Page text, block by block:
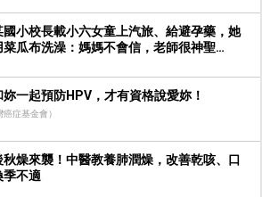
國小校長載小六女童上汽旅、給避孕藥，她
菜瓜布洗澡：媽媽不會信，老師很神聖…
妳一起預防HPV，才有資格說愛妳！
癌症基金會）
秋燥來襲！中醫教養肺潤燥，改善乾咳、口
季不適